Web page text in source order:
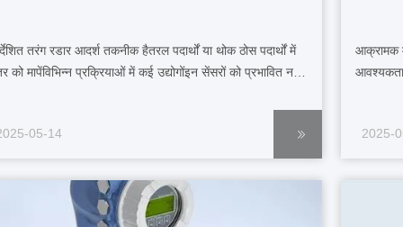
तरंग रडार आदर्श तकनीक हैतरल पदार्थों या थोक ठोस पदार्थों में
को मापेंविभिन्न प्रक्रियाओं में कई उद्योगोंइन सेंसरों को प्रभावित नहीं
नहीं होगानिर्देश...
05-14
आक्रामक
तकनीक
2025-